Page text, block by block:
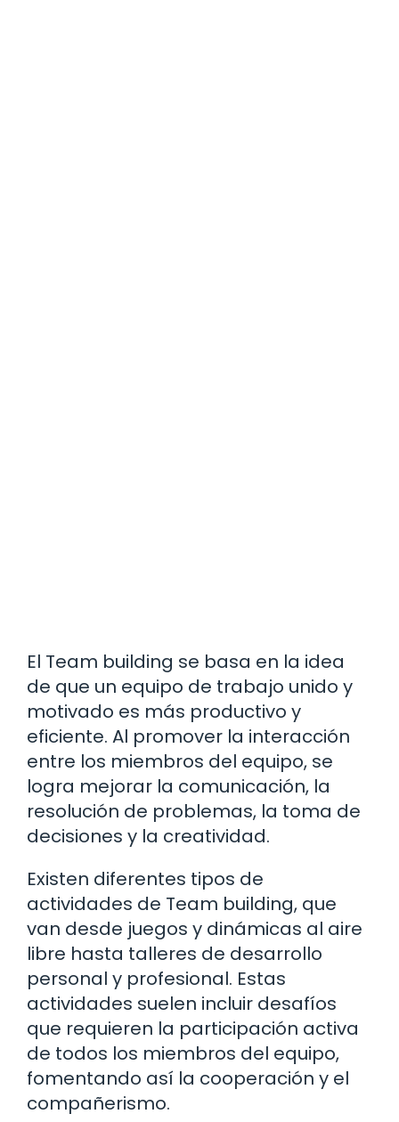
El Team building se basa en la idea
de que un equipo de trabajo unido y
motivado es más productivo y
eficiente. Al promover la interacción
entre los miembros del equipo, se
logra mejorar la comunicación, la
resolución de problemas, la toma de
decisiones y la creatividad.
Existen diferentes tipos de
actividades de Team building, que
van desde juegos y dinámicas al aire
libre hasta talleres de desarrollo
personal y profesional. Estas
actividades suelen incluir desafíos
que requieren la participación activa
de todos los miembros del equipo,
fomentando así la cooperación y el
compañerismo.